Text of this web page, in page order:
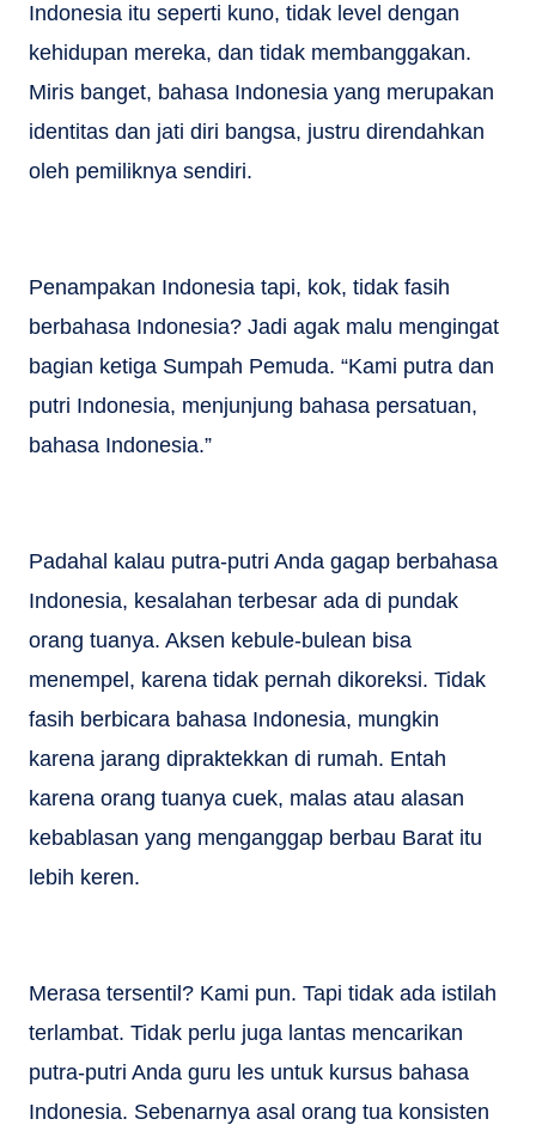
Indonesia itu seperti kuno, tidak level dengan
kehidupan mereka, dan tidak membanggakan.
Miris banget, bahasa Indonesia yang merupakan
identitas dan jati diri bangsa, justru direndahkan
oleh pemiliknya sendiri.
Penampakan Indonesia tapi, kok, tidak fasih
berbahasa Indonesia? Jadi agak malu mengingat
bagian ketiga Sumpah Pemuda. “Kami putra dan
putri Indonesia, menjunjung bahasa persatuan,
bahasa Indonesia.”
Padahal kalau putra-putri Anda gagap berbahasa
Indonesia, kesalahan terbesar ada di pundak
orang tuanya. Aksen kebule-bulean bisa
menempel, karena tidak pernah dikoreksi. Tidak
fasih berbicara bahasa Indonesia, mungkin
karena jarang dipraktekkan di rumah. Entah
karena orang tuanya cuek, malas atau alasan
kebablasan yang menganggap berbau Barat itu
lebih keren.
Merasa tersentil? Kami pun. Tapi tidak ada istilah
terlambat. Tidak perlu juga lantas mencarikan
putra-putri Anda guru les untuk kursus bahasa
Indonesia. Sebenarnya asal orang tua konsisten